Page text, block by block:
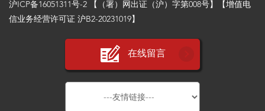
沪ICP备16051311号-2 【（署）网出证（沪）字第008号】【增值电
信业务经营许可证 沪B2-20231019】
在线留言